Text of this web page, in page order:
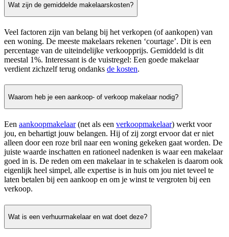
Wat zijn de gemiddelde makelaarskosten?
Veel factoren zijn van belang bij het verkopen (of aankopen) van
een woning. De meeste makelaars rekenen ‘courtage’. Dit is een
percentage van de uiteindelijke verkoopprijs. Gemiddeld is dit
meestal 1%. Interessant is de vuistregel: Een goede makelaar
verdient zichzelf terug ondanks de kosten.
Waarom heb je een aankoop- of verkoop makelaar nodig?
Een aankoopmakelaar(net als een verkoopmakelaar) werkt voor
jou, en behartigt jouw belangen. Hij of zij zorgt ervoor dat er niet
alleen door een roze bril naar een woning gekeken gaat worden. De
juiste waarde inschatten en rationeel nadenken is waar een makelaar
goed in is. De reden om een makelaar in te schakelen is daarom ook
eigenlijk heel simpel, alle expertise is in huis om jou niet teveel te
laten betalen bij een aankoop en om je winst te vergroten bij een
verkoop.
Wat is een verhuurmakelaar en wat doet deze?